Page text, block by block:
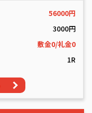
56000円
3000円
敷金0/礼金0
1R